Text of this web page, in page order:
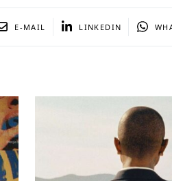
E-MAIL LINKEDIN